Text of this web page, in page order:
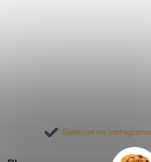
Sledovat na Instagramu